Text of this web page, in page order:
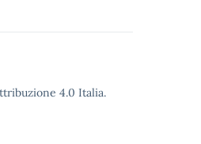
4.0 Italia.